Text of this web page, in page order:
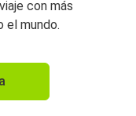
con más
el mundo.